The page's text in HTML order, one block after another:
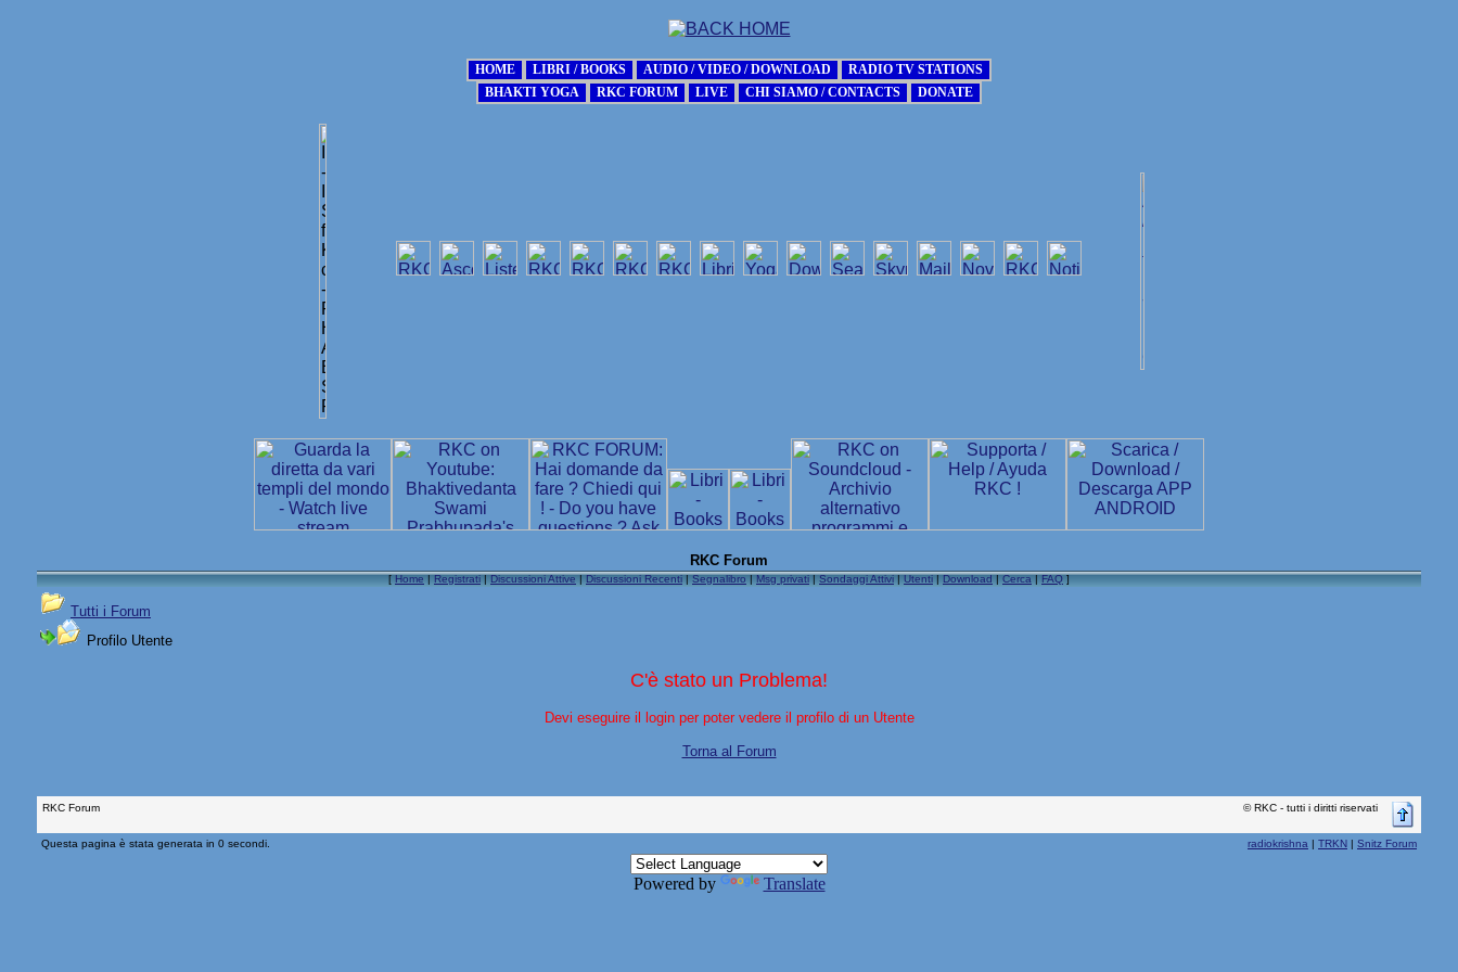
RKC Forum
[Home|Registrati|Discussioni Attive|Discussioni Recenti|Segnalibro|Msg privati|Sondaggi Attivi|Utenti|Download|Cerca|FAQ]
Tutti i Forum
Profilo Utente
C'è stato un Problema!
Devi eseguire il login per poter vedere il profilo di un Utente
Torna al Forum
RKC Forum © RKC - tutti i diritti riservati
Questa pagina è stata generata in 0 secondi. radiokrishna | TRKN | Snitz Forum
Powered by Translate